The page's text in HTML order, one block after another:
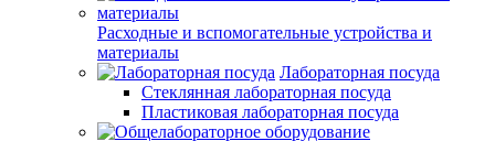
Расходные и вспомогательные устройства и
материалы
Лабораторная посуда
Стеклянная лабораторная посуда
Пластиковая лабораторная посуда